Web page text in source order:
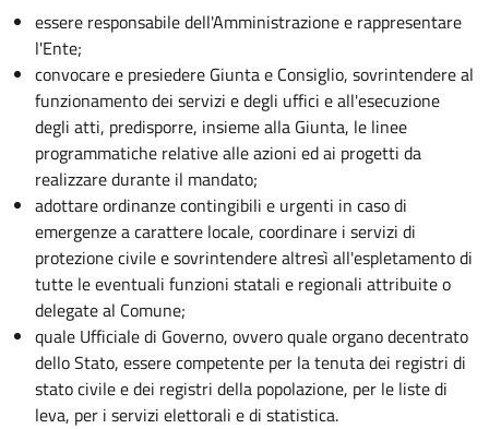
essere responsabile dell'Amministrazione e rappresentare
l'Ente;
convocare e presiedere Giunta e Consiglio, sovrintendere al
funzionamento dei servizi e degli uffici e all'esecuzione
degli atti, predisporre, insieme alla Giunta, le linee
programmatiche relative alle azioni ed ai progetti da
realizzare durante il mandato;
adottare ordinanze contingibili e urgenti in caso di
emergenze a carattere locale, coordinare i servizi di
protezione civile e sovrintendere altresì all'espletamento di
tutte le eventuali funzioni statali e regionali attribuite o
delegate al Comune;
quale Ufficiale di Governo, ovvero quale organo decentrato
dello Stato, essere competente per la tenuta dei registri di
stato civile e dei registri della popolazione, per le liste di
leva, per i servizi elettorali e di statistica.